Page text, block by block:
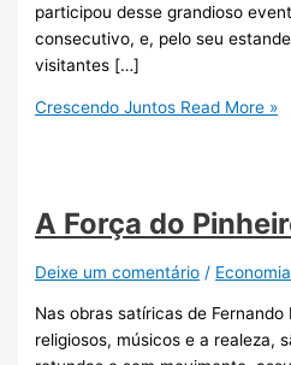
participou desse grandioso
consecutivo, e, pelo seu
visitantes […]
Crescendo Juntos Read More »
A Força do
Deixe um comentário / Economia
Nas obras satíricas de
religiosos, músicos e a realeza,